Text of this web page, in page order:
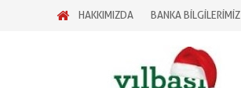
HAKKIMIZDA BANKA BİLGİLERİMİZ